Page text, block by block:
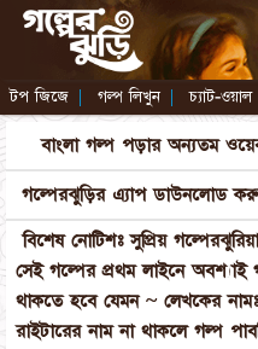
টপ জিজে | গল্প লিখুন | চ্যাট-ওয়াল
বাংলা গল্প পড়ার অন্যতম
গল্পেরঝুড়ির এ্যাপ ডাউনলোড
বিশেষ নোটিশঃ সুপ্রিয়
সেই গল্পের প্রথম লাইনে
থাকতে হবে যেমন ~ লেখকের
রাইটারের নাম না থাকলে গল্প